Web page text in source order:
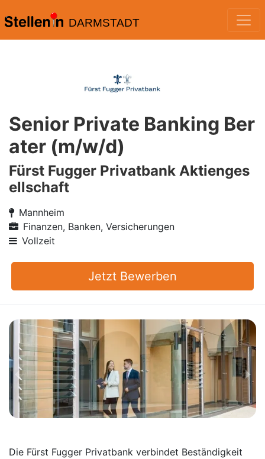
DARMSTADT
Senior Private Banking Ber
ater (m/w/d)
Fürst Fugger Privatbank Aktienges
ellschaft
Mannheim
Finanzen, Banken, Versicherungen
Vollzeit
Jetzt Bewerben
Die Fürst Fugger Privatbank verbindet Beständigkeit